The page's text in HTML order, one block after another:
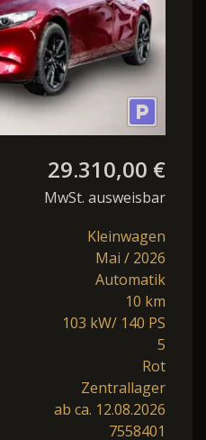
29.310,00 €
MwSt. ausweisbar
Kleinwagen
Mai / 2026
Automatik
10 km
103 kW/ 140 PS
5
Rot
Zentrallager
ab ca. 12.08.2026
7558401